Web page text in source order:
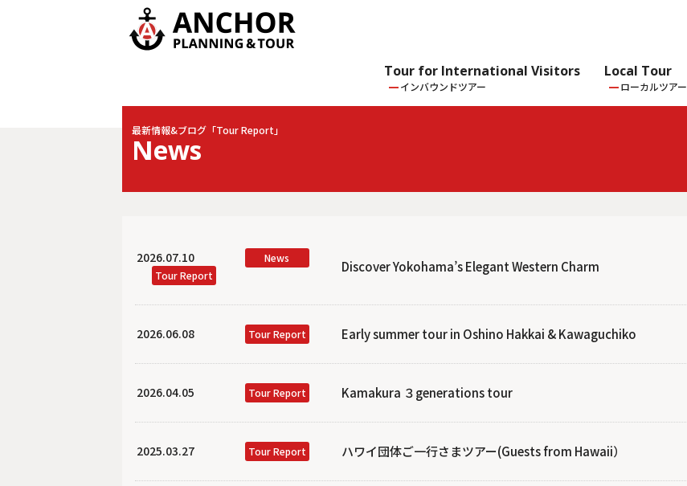
Tour for International Visitors
インバウンドツアー
Local Tour
ローカルツアー
最新情報&ブログ「Tour Report」
News
2026.07.10
News
Tour Report
Discover Yokohama’s Elegant Western Charm
2026.06.08 Tour Report Early summer tour in Oshino Hakkai & Kawaguchiko
2026.04.05 Tour Report Kamakura ３generations tour
2025.03.27 Tour Report ハワイ団体ご一行さまツアー(Guests from Hawaii）